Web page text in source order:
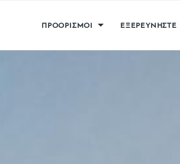
ΠΡΟΟΡΙΣΜΟΙ ΕΞΕΡΕΥΝΗΣΤΕ